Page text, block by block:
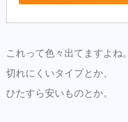
これって色々出てますよね。
切れにくいタイプとか、
ひたすら安いものとか。